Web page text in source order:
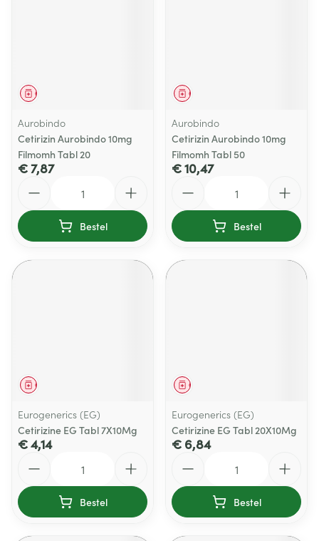
Geneesmiddel
Aurobindo
Cetirizin Aurobindo 10mg
Filmomh Tabl 20
€ 7,87
Bestel
Geneesmiddel
Aurobindo
Cetirizin Aurobindo 10mg
Filmomh Tabl 50
€ 10,47
Bestel
Geneesmiddel
Eurogenerics (EG)
Cetirizine EG Tabl 7X10Mg
€ 4,14
Bestel
Geneesmiddel
Eurogenerics (EG)
Cetirizine EG Tabl 20X10Mg
€ 6,84
Bestel